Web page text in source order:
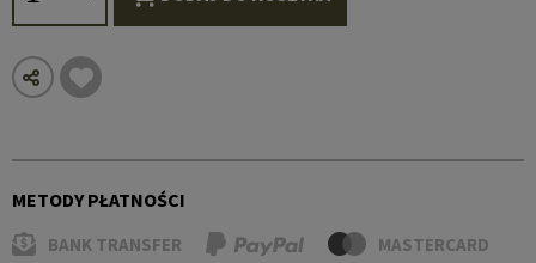
METODY PŁATNOŚCI
BANK TRANSFER MASTERCARD